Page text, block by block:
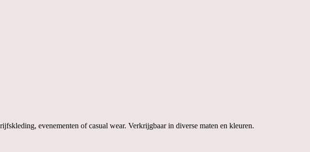
evenementen of casual wear. Verkrijgbaar in diverse maten en kleuren.